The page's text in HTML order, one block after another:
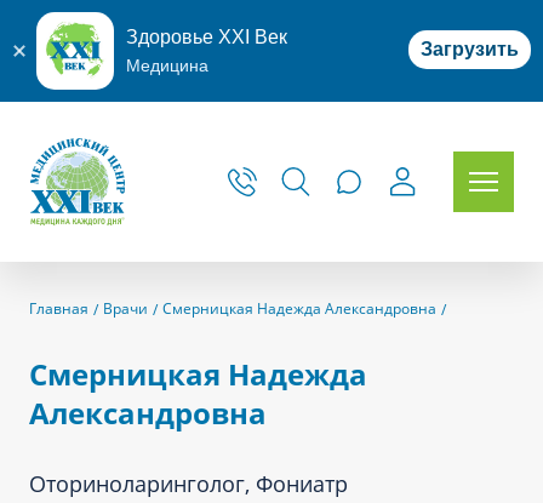
Здоровье XXI Век
Медицина
Загрузить
Главная Врачи Смерницкая Надежда Александровна
Смерницкая Надежда
Александровна
Оториноларинголог, Фониатр